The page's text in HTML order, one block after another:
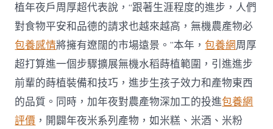
植年夜戶周厚超代表說，“跟著生涯程度的進步，人們
對食物平安和品德的請求也越來越高，無機農產物必
包養感情將擁有遼闊的市場遠景。”本年，包養網周厚
超打算進一個步驟擴展無機水稻蒔植範圍，引進進步
前輩的蒔植裝備和技巧，進步生孩子效力和產物東西
的品質。同時，加年夜對農產物深加工的投進包養網
評價 ，開闢年夜米系列產物，如米糕、米酒、米粉